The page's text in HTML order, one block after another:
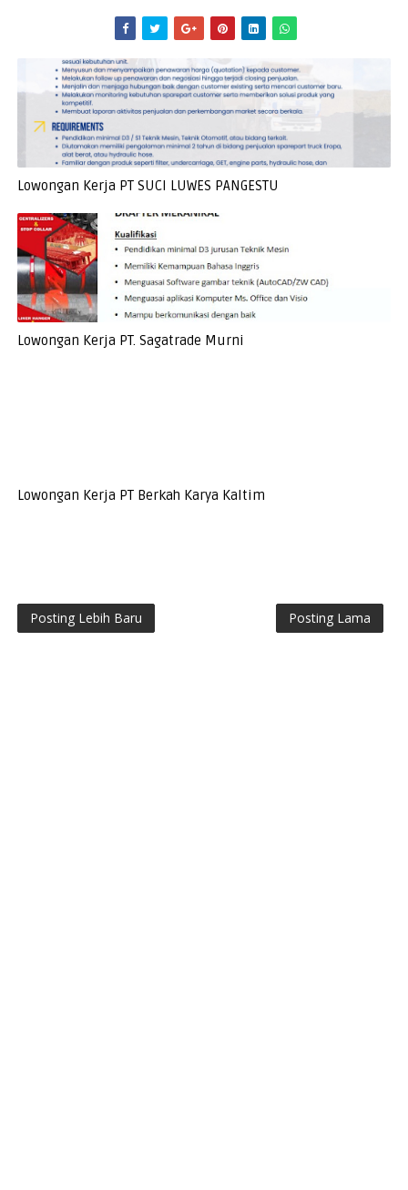
Lowongan Kerja PT SUCI LUWES PANGESTU
Lowongan Kerja PT. Sagatrade Murni
Lowongan Kerja PT Berkah Karya Kaltim
Posting Lebih Baru Posting Lama